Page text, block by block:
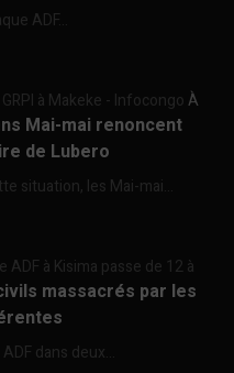
ADF...
à Makeke - InfocongoÀ
Mai-mai renoncent
de Lubero
situation, les Mai-mai...
à Kisima passe de 12 à
massacrés par les
dans deux...